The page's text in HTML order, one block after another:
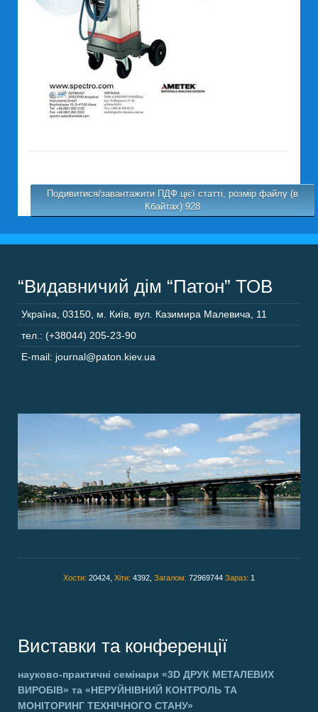
Подивитися/завантажити ПДФ цієї статті, розмір файлу (в
Кбайтах):928
“Видавничий дім “Патон” ТОВ
Україна 03150 м. Київ, вул. Казимира Малевича, 11
тел.: (+38044) 205-23-90
E-mail: journal@paton.kiev.ua
Хости: 20424, Хіти: 4392, Загалом: 72969744 Зараз: 1
Виставки та конференції
науково-практичні семінари «3D ДРУК МЕТАЛЕВИХ
ВИРОБІВ» та «НЕРУЙНІВНИЙ КОНТРОЛЬ ТА
МОНІТОРИНГ ТЕХНІЧНОГО СТАНУ»